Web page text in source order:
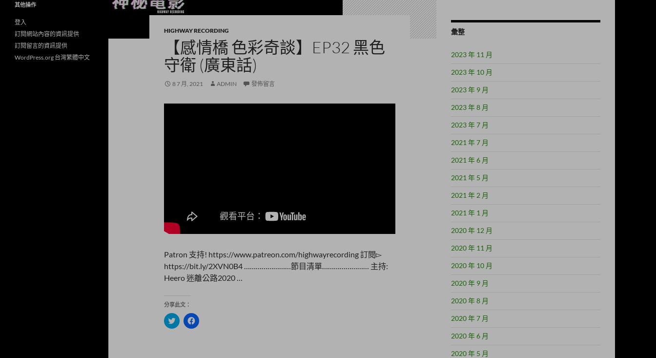
HIGHWAY RECORDING
【感情橋 色彩奇談】EP32 黑色
守衛 (廣東話)
8 7 月, 2021 ADMIN 發佈留言
Patron 支持! https://www.patreon.com/highwayrecording 訂閱▻
https://bit.ly/2XVN0B4 ……………………節目清單…………………… 主持:
Heero 迷離公路2020 …
分享此文：
分
享
按
一
彙整
2023 年 11 月
2023 年 10 月
2023 年 9 月
2023 年 8 月
2023 年 7 月
2021 年 7 月
2021 年 6 月
2021 年 5 月
2021 年 2 月
2021 年 1 月
2020 年 12 月
2020 年 11 月
2020 年 10 月
2020 年 9 月
2020 年 8 月
2020 年 7 月
2020 年 6 月
2020 年 5 月
字:
其他操作
登入
訂閱網站內容的資訊提供
訂閱留言的資訊提供
WordPress.org 台灣繁體中文